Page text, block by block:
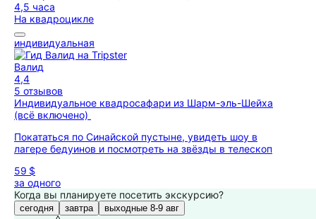
4,5 часа
На квадроцикле
индивидуальная
Валид
4,4
5 отзывов
Индивидуальное квадросафари из Шарм-эль-Шейха
(всё включено)
Покататься по Синайской пустыне, увидеть шоу в
лагере бедуинов и поcмотреть на звёзды в телескоп
59 $
за одного
Когда вы планируете посетить экскурсию?
сегодня завтра выходные 8-9 авг